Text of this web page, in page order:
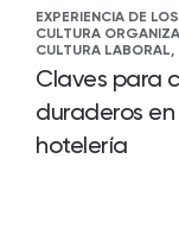
EXPERIENCIA DE
CULTURA
CULTURA LABORAL,
Claves para
duraderos
hotelería